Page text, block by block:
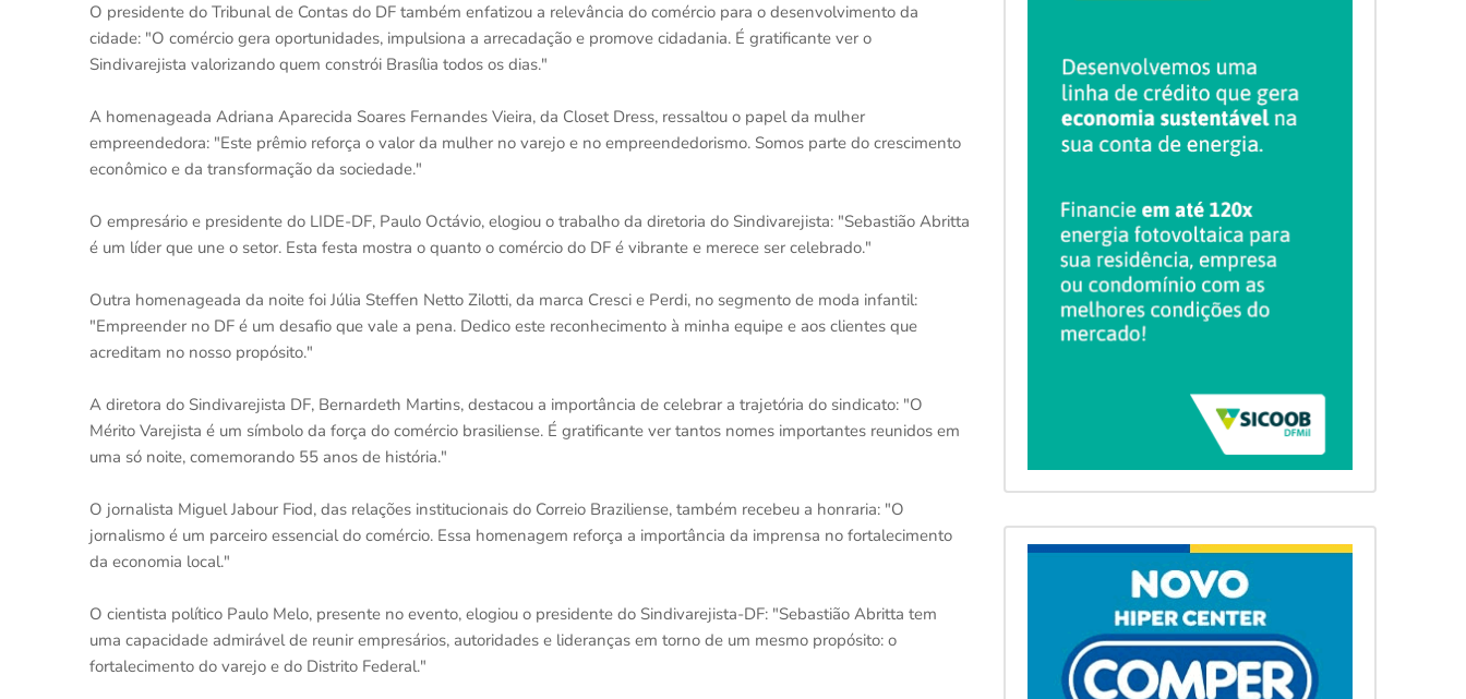
O presidente do Tribunal de Contas do DF também enfatizou a relevância do comércio para o desenvolvimento da
cidade: "O comércio gera oportunidades, impulsiona a arrecadação e promove cidadania. É gratificante ver o
Sindivarejista valorizando quem constrói Brasília todos os dias."
A homenageada Adriana Aparecida Soares Fernandes Vieira, da Closet Dress, ressaltou o papel da mulher
empreendedora: "Este prêmio reforça o valor da mulher no varejo e no empreendedorismo. Somos parte do crescimento
econômico e da transformação da sociedade."
O empresário e presidente do LIDE-DF, Paulo Octávio, elogiou o trabalho da diretoria do Sindivarejista: "Sebastião Abritta
é um líder que une o setor. Esta festa mostra o quanto o comércio do DF é vibrante e merece ser celebrado."
Outra homenageada da noite foi Júlia Steffen Netto Zilotti, da marca Cresci e Perdi, no segmento de moda infantil:
"Empreender no DF é um desafio que vale a pena. Dedico este reconhecimento à minha equipe e aos clientes que
acreditam no nosso propósito."
A diretora do Sindivarejista DF, Bernardeth Martins, destacou a importância de celebrar a trajetória do sindicato: "O
Mérito Varejista é um símbolo da força do comércio brasiliense. É gratificante ver tantos nomes importantes reunidos em
uma só noite, comemorando 55 anos de história."
O jornalista Miguel Jabour Fiod, das relações institucionais do Correio Braziliense, também recebeu a honraria: "O
jornalismo é um parceiro essencial do comércio. Essa homenagem reforça a importância da imprensa no fortalecimento
da economia local."
O cientista político Paulo Melo, presente no evento, elogiou o presidente do Sindivarejista-DF: "Sebastião Abritta tem
uma capacidade admirável de reunir empresários, autoridades e lideranças em torno de um mesmo propósito: o
fortalecimento do varejo e do Distrito Federal."